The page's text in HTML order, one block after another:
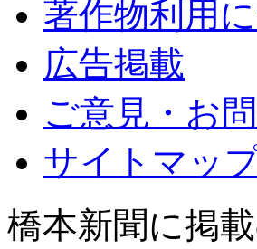
著作物利用
広告掲載
ご意見・お
サイトマッ
橋本新聞に掲